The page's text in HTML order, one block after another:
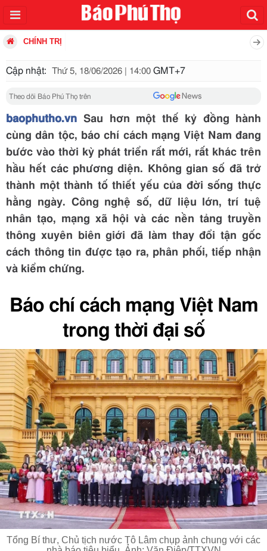
CHÍNH TRỊ
Cập nhật: Thứ 5, 18/06/2026 | 14:00 GMT+7
Theo dõi Báo Phú Thọ trên
baophutho.vn Sau hơn một thế kỷ đồng hành
cùng dân tộc, báo chí cách mạng Việt Nam đang
bước vào thời kỳ phát triển rất mới, rất khác trên
hầu hết các phương diện. Không gian số đã trở
thành một thành tố thiết yếu của đời sống thực
hằng ngày. Công nghệ số, dữ liệu lớn, trí tuệ
nhân tạo, mạng xã hội và các nền tảng truyền
thông xuyên biên giới đã làm thay đổi tận gốc
cách thông tin được tạo ra, phân phối, tiếp nhận
và kiểm chứng.
Báo chí cách mạng Việt Nam
trong thời đại số
Tổng Bí thư, Chủ tịch nước Tô Lâm chụp ảnh chung với các